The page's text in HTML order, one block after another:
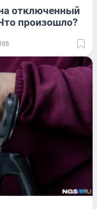
отключенный
произошло?